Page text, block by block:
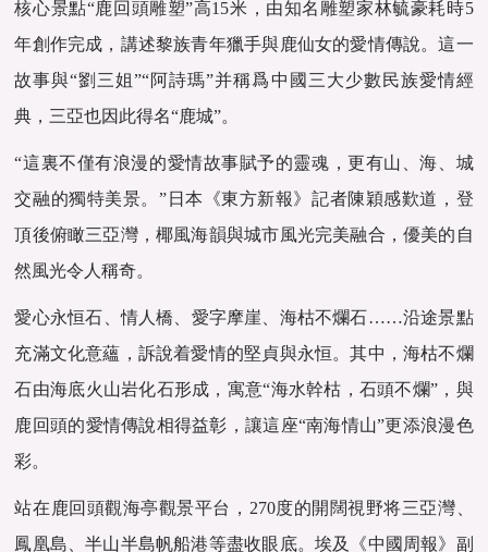
核心景點“鹿回頭雕塑”高15米，由知名雕塑家林毓豪耗時5
年創作完成，講述黎族青年獵手與鹿仙女的愛情傳說。這一
故事與“劉三姐”“阿詩瑪”并稱爲中國三大少數民族愛情經
典，三亞也因此得名“鹿城”。
“這裏不僅有浪漫的愛情故事賦予的靈魂，更有山、海、城
交融的獨特美景。”日本《東方新報》記者陳穎感歎道，登
頂後俯瞰三亞灣，椰風海韻與城市風光完美融合，優美的自
然風光令人稱奇。
愛心永恒石、情人橋、愛字摩崖、海枯不爛石……沿途景點
充滿文化意蘊，訴說着愛情的堅貞與永恒。其中，海枯不爛
石由海底火山岩化石形成，寓意“海水幹枯，石頭不爛”，與
鹿回頭的愛情傳說相得益彰，讓這座“南海情山”更添浪漫色
彩。
站在鹿回頭觀海亭觀景平台，270度的開闊視野将三亞灣、
鳳凰島、半山半島帆船港等盡收眼底。埃及《中國周報》副